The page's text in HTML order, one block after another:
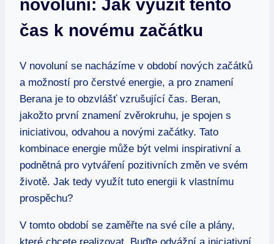
novoluní: Jak ​využít tento
čas k novému⁣ začátku
V novoluní se nacházíme v období nových začátků
a možností⁣ pro⁣ čerstvé⁢ energie, a pro znamení
Berana ‌je to ‍obzvlášť vzrušující ‍čas. Beran,
jakožto první znamení zvěrokruhu, je spojen s
iniciativou, odvahou a novými začátky. Tato
kombinace energie ‍může být velmi inspirativní ​a
podnětná pro vytváření pozitivních změn​ ve svém
životě.‍ Jak tedy využít tuto⁣ energii ‌k⁢ vlastnímu
prospěchu?
V tomto období ‍se ​zaměřte na své cíle a plány,